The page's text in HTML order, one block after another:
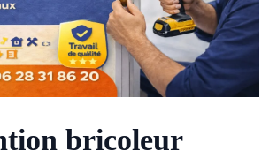
bricoleur